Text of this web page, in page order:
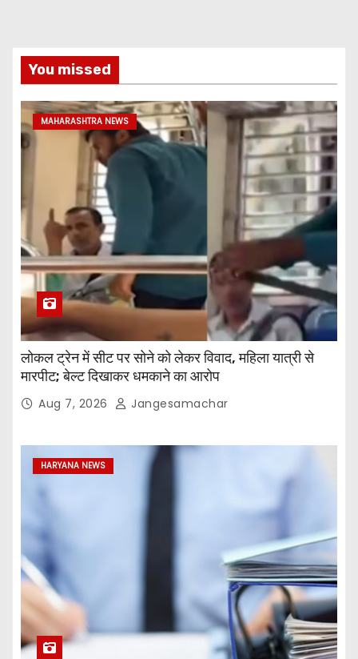
You missed
MAHARASHTRA NEWS
लोकल ट्रेन में सीट पर सोने को लेकर विवाद, महिला यात्री से
मारपीट; बेल्ट दिखाकर धमकाने का आरोप
Aug 7, 2026 Jangesamachar
HARYANA NEWS